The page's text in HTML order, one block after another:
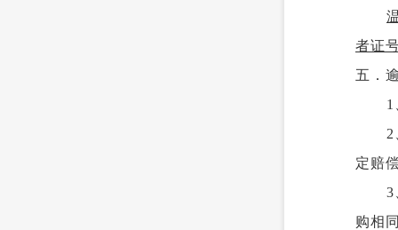
者证
五．
1
2
定赔
3
购相